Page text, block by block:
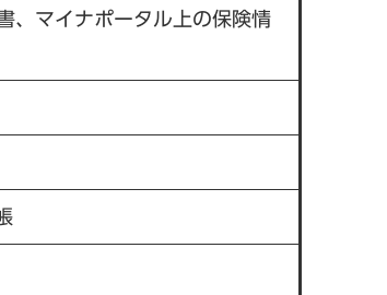
、マイナポータル上の保険情